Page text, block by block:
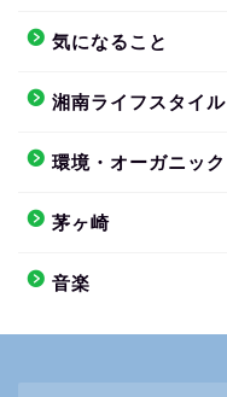
気になること
湘南ライフスタイル
環境・オーガニック
茅ヶ崎
音楽